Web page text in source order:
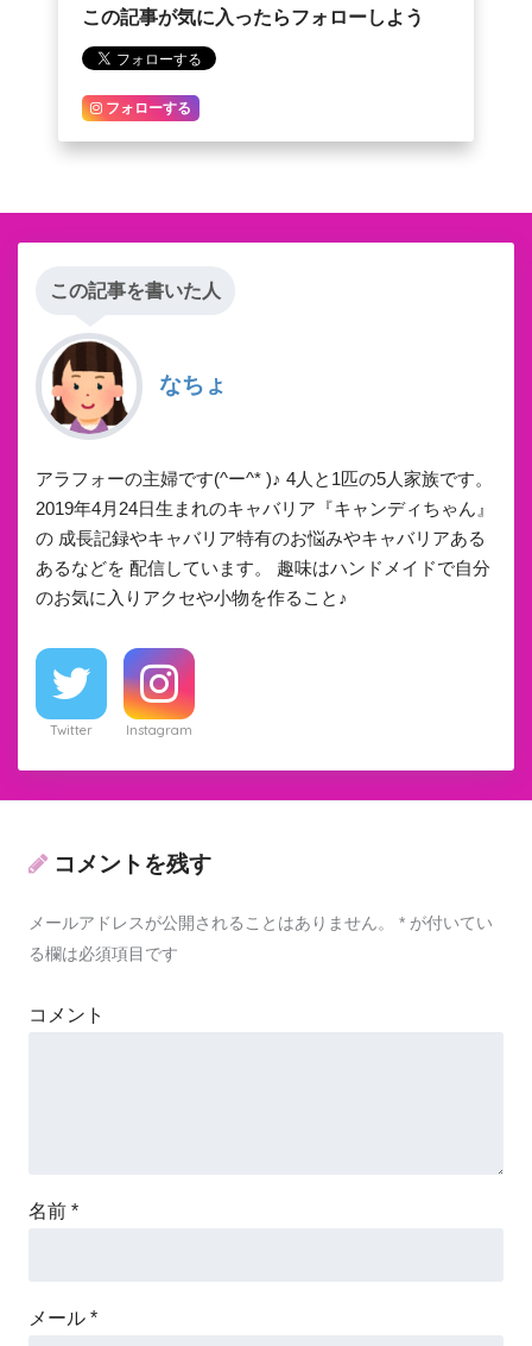
この記事が気に入ったらフォローしよう
フォローする
この記事を書いた人
なちょ
アラフォーの主婦です(^ー^* )♪ 4人と1匹の5人家族です。
2019年4月24日生まれのキャバリア『キャンディちゃん』
の 成長記録やキャバリア特有のお悩みやキャバリアある
あるなどを 配信しています。 趣味はハンドメイドで自分
のお気に入りアクセや小物を作ること♪
Twitter Instagram
コメントを残す
メールアドレスが公開されることはありません。 * が付いてい
る欄は必須項目です
コメント
名前 *
メール *